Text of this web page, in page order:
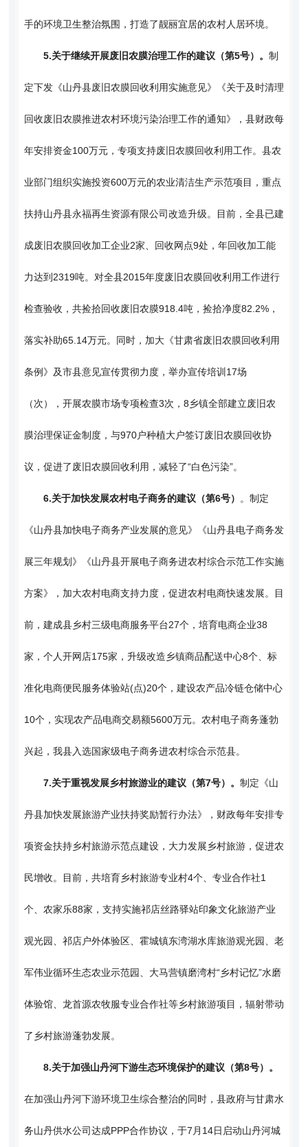
手的环境卫生整治氛围，打造了靓丽宜居的农村人居环境。
5.关于继续开展废旧农膜治理工作的建议（第5号）。 制
定下发《山丹县废旧农膜回收利用实施意见》《关于及时清理
回收废旧农膜推进农村环境污染治理工作的通知》，县财政每
年安排资金100万元，专项支持废旧农膜回收利用工作。县农
业部门组织实施投资600万元的农业清洁生产示范项目，重点
扶持山丹县永福再生资源有限公司改造升级。目前，全县已建
成废旧农膜回收加工企业2家、回收网点9处，年回收加工能
力达到2319吨。对全县2015年度废旧农膜回收利用工作进行
检查验收，共捡拾回收废旧农膜918.4吨，捡拾净度82.2%，
落实补助65.14万元。同时，加大《甘肃省废旧农膜回收利用
条例》及市县意见宣传贯彻力度，举办宣传培训17场
（次），开展农膜市场专项检查3次，8乡镇全部建立废旧农
膜治理保证金制度，与970户种植大户签订废旧农膜回收协
议，促进了废旧农膜回收利用，减轻了“白色污染”。
6.关于加快发展农村电子商务的建议（第6号） 。制定
《山丹县加快电子商务产业发展的意见》《山丹县电子商务发
展三年规划》《山丹县开展电子商务进农村综合示范工作实施
方案》，加大农村电商支持力度，促进农村电商快速发展。目
前，建成县乡村三级电商服务平台27个，培育电商企业38
家，个人开网店175家，升级改造乡镇商品配送中心8个、标
准化电商便民服务体验站(点)20个，建设农产品冷链仓储中心
10个，实现农产品电商交易额5600万元。农村电子商务蓬勃
兴起，我县入选国家级电子商务进农村综合示范县。
7.关于重视发展乡村旅游业的建议（第7号）。 制定《山
丹县加快发展旅游产业扶持奖励暂行办法》，财政每年安排专
项资金扶持乡村旅游示范点建设，大力发展乡村旅游，促进农
民增收。目前，共培育乡村旅游专业村4个、专业合作社1
个、农家乐88家，支持实施祁店丝路驿站印象文化旅游产业
观光园、祁店户外体验区、霍城镇东湾湖水库旅游观光园、老
军伟业循环生态农业示范园、大马营镇磨湾村“乡村记忆”水磨
体验馆、龙首源农牧服专业合作社等乡村旅游项目，辐射带动
了乡村旅游蓬勃发展。
8.关于加强山丹河下游生态环境保护的建议（第8号）。
在加强山丹河下游环境卫生综合整治的同时，县政府与甘肃水
务山丹供水公司达成PPP合作协议，于7月14日启动山丹河城